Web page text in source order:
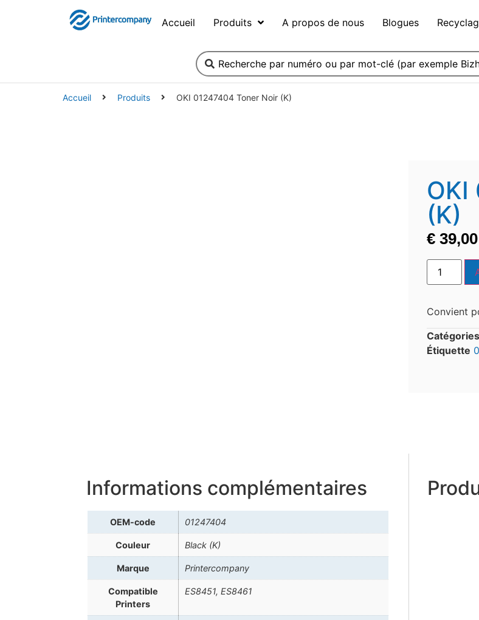
Accueil Produits A propos de nous Blogues
Accueil Produits OKI 01247404 Toner Noir (K)
OKI
(K)
€ 39,00
Convient
Catégories
Étiquette
Informations complémentaires
OEM-code 01247404
Couleur Black (K)
Marque Printercompany
Compatible
Printers
ES8451, ES8461